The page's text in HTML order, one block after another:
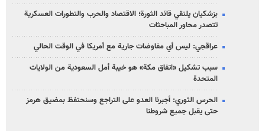
بزشكيان يلتقي قائد الثورة؛ الاقتصاد والحرب والتطورات العسكرية
تتصدر محاور المباحثات
عراقجي: ليس أي مفاوضات جارية مع أمريكا في الوقت الحالي
سبب تشكيل «اتفاق مكة» هو خيبة أمل السعودية من الولايات
المتحدة
الحرس الثوري: أجبرنا العدو على التراجع وسنحتفظ بمضيق هرمز
حتى يقبل جميع شروطنا